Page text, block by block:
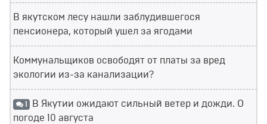
В якутском лесу нашли заблудившегося
пенсионера, который ушел за ягодами
Коммунальщиков освободят от платы за вред
экологии из-за канализации?
1 В Якутии ожидают сильный ветер и дожди. О
погоде 10 августа